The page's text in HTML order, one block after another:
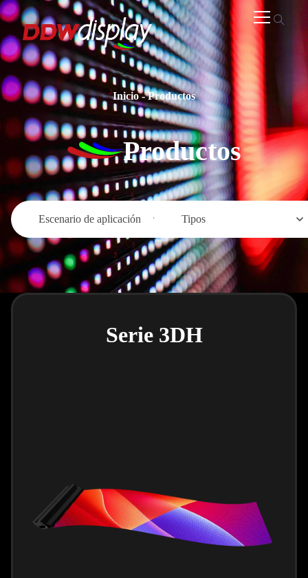
Inicio-Productos
Productos
Escenario de aplicación Tipos
Serie 3DH